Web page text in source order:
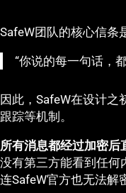
SafeW团队的核心信条
“你说的每一句话，
因此，SafeW在设计之
跟踪等机制。
所有消息都经过加密后
没有第三方能看到任何
连SafeW官方也无法解